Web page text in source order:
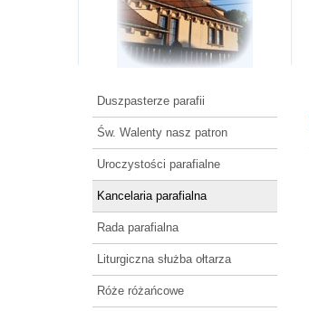
Duszpasterze parafii
Św. Walenty nasz patron
Uroczystości parafialne
Kancelaria parafialna
Rada parafialna
Liturgiczna służba ołtarza
Róże różańcowe